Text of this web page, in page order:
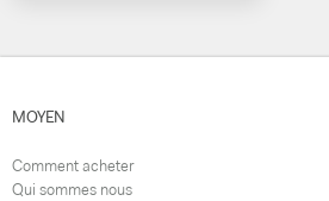
MOYEN
Comment acheter
Qui sommes nous